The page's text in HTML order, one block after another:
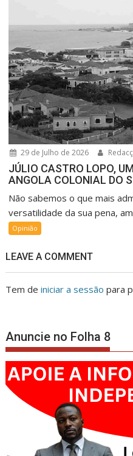
29 de Julho de 2026
JÚLIO CASTRO LOPO,
ANGOLA COLONIAL DO
Não sabemos o que mais
versatilidade da sua pena,
Opinião
LEAVE A COMMENT
Tem deiniciar a sessão para
Anuncie no Folha 8